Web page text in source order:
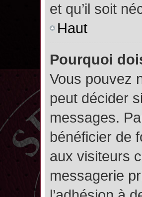
et qu’il soit
Haut
Pourquoi
Vous pouvez
peut décider
messages.
bénéficier de
aux visiteurs
messagerie